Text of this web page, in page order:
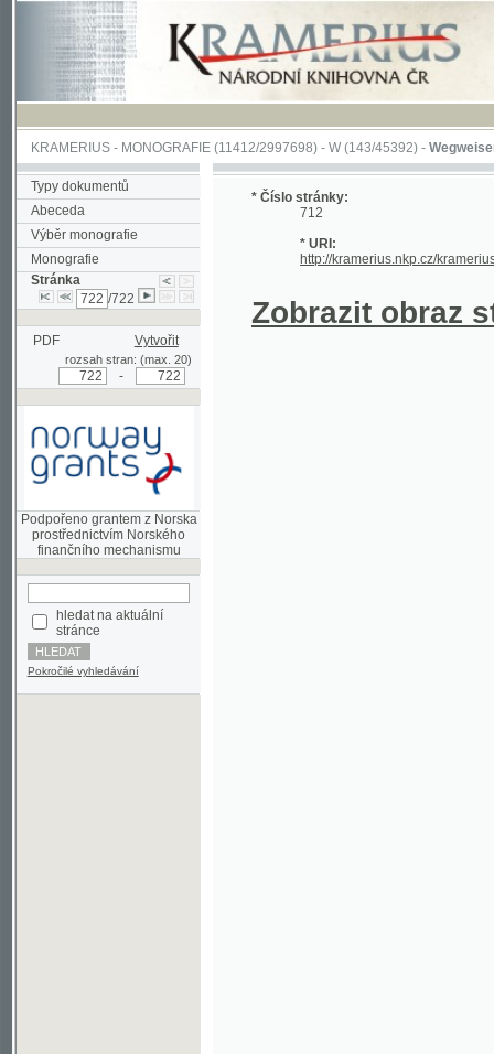
KRAMERIUS-MONOGRAFIE(11412/2997698) -W (143/45392)-Wegweiser durch
Typy dokumentů
Abeceda
Výběr monografie
Monografie
Stránka
/722
PDF Vytvořit
rozsah stran: (max. 20)
Podpořeno grantem z Norska
prostřednictvím Norského
hledat na aktuální
stránce
Pokročilé vyhledávání
* Číslo stránky:
712
* URI:
http://kramerius.nkp.cz/kramerius/